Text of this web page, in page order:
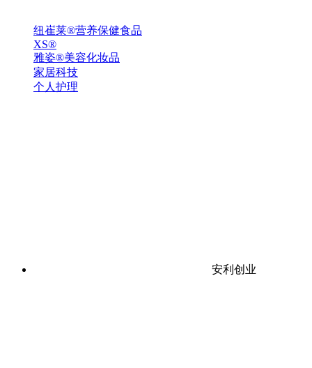
纽崔莱®营养保健食品
XS®
雅姿®美容化妆品
家居科技
个人护理
安利创业